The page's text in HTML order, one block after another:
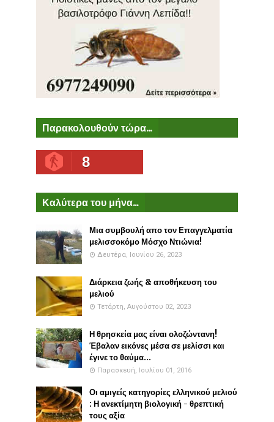
Παρακολουθούν τώρα...
8
Καλύτερα του μήνα...
Μια συμβουλή απο τον Επαγγελματία
μελισσοκόμο Μόσχο Ντιώνια!
Δευτέρα, Ιουνίου 26, 2023
Διάρκεια ζωής & αποθήκευση του
μελιού
Τετάρτη, Αυγούστου 02, 2023
Η θρησκεία μας είναι ολοζώντανη!
Έβαλαν εικόνες μέσα σε μελίσσι και
έγινε το θαύμα...
Παρασκευή, Ιουλίου 01, 2016
Οι αμιγείς κατηγορίες ελληνικού μελιού
: Η ανεκτίμητη βιολογική - θρεπτική
τους αξία